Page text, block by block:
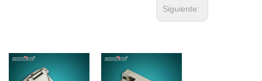
Siguiente: